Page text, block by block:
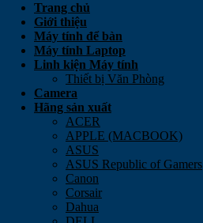
Trang chủ
Giới thiệu
Máy tính để bàn
Máy tính Laptop
Linh kiện Máy tính
Thiết bị Văn Phòng
Camera
Hãng sản xuất
ACER
APPLE (MACBOOK)
ASUS
ASUS Republic of Gamers
Canon
Corsair
Dahua